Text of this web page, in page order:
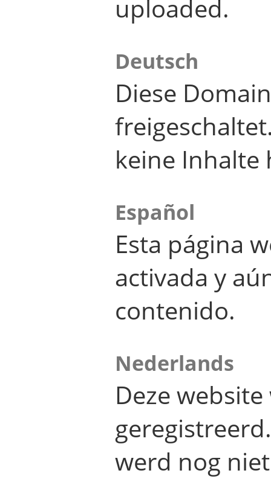
uploaded.
Deutsch
Diese
keine Inhalte
Español
Esta página
activada y
contenido.
Nederlands
Deze
werd nog